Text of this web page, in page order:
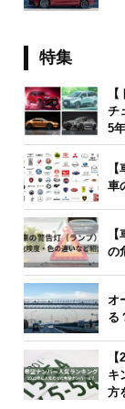
特集
チ
5
車
の
オ
る
キ
方